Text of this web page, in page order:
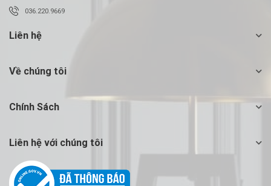
036.220.9669
Liên hệ
Về chúng tôi
Chính Sách
Liên hệ với chúng tôi